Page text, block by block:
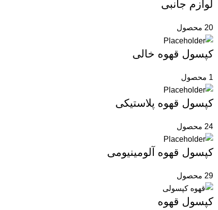
لوازم جانبی
20 محصول
کپسول قهوه خالی
1 محصول
کپسول قهوه پلاستیکی
24 محصول
کپسول قهوه آلومینیومی
29 محصول
کپسول قهوه